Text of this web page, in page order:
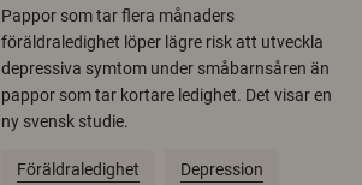
Pappor som tar flera månaders
föräldraledighet löper lägre risk att utveckla
depressiva symtom under småbarnsåren än
pappor som tar kortare ledighet. Det visar en
ny svensk studie.
Föräldraledighet Depression